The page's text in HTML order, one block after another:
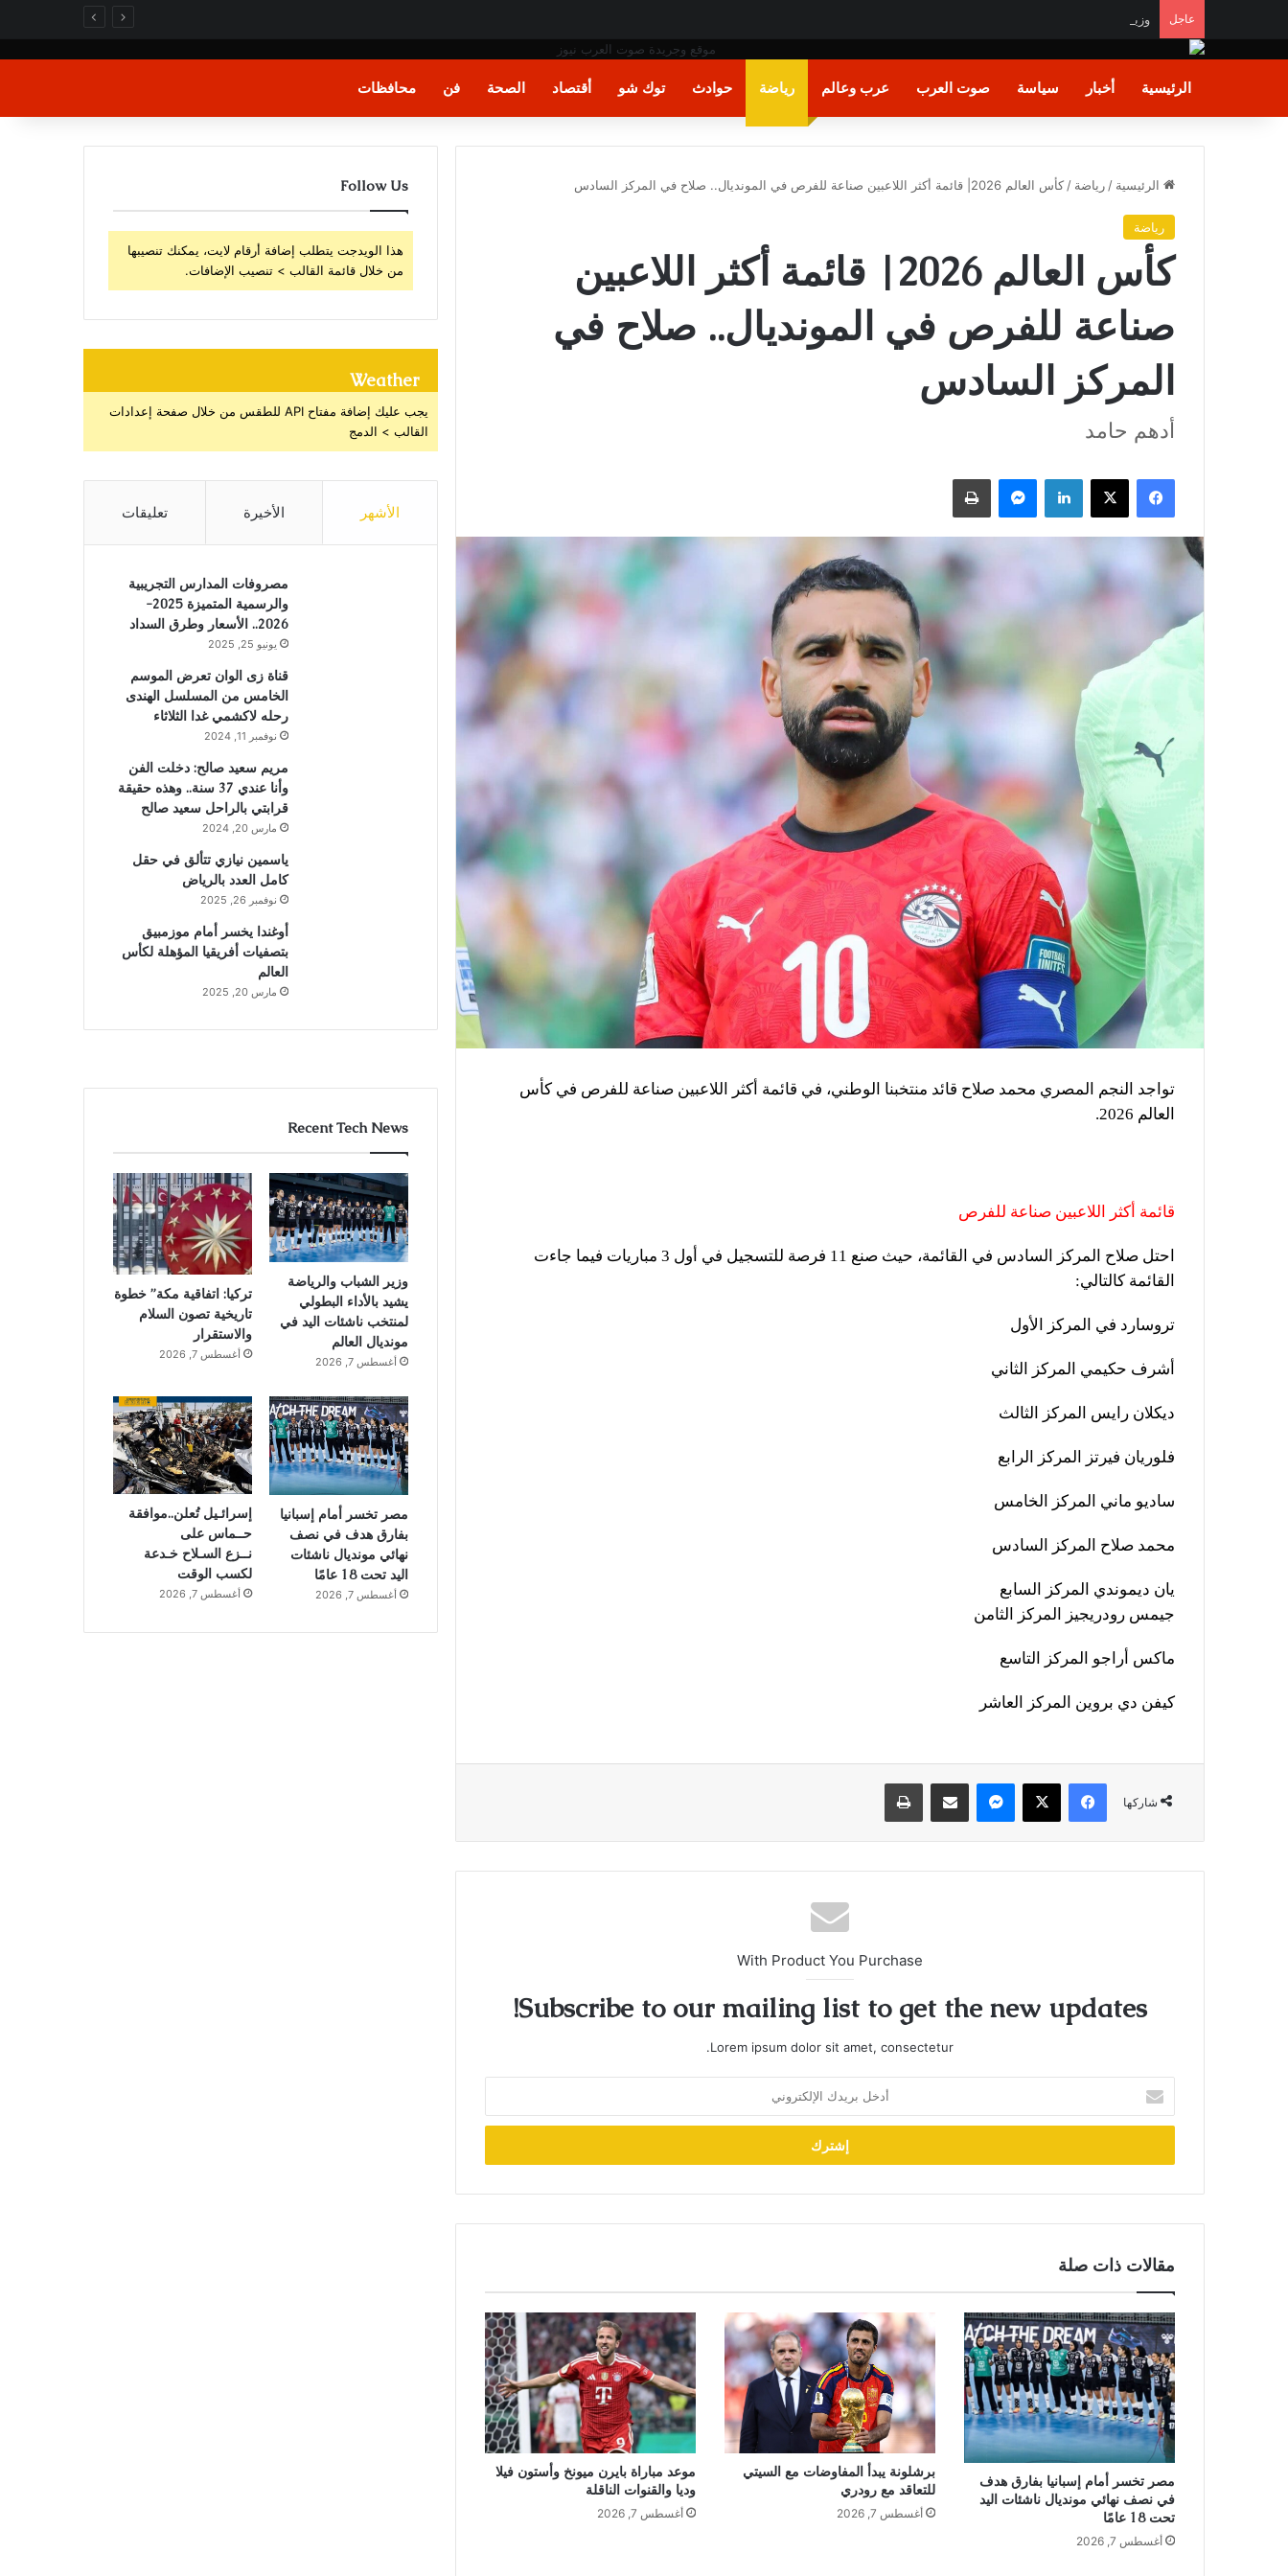
عاجل وزير الشباب والرياضة يشيد بالأداء البطولي لمنتخب ناشئات اليد في مونديال العالم
الرئيسية أخبار سياسة صوت العرب عرب وعالم رياضة حوادث توك شو أقتصاد الصحة فن محافظات
الرئيسية / رياضة / كأس العالم 2026| قائمة أكثر اللاعبين صناعة للفرص في المونديال.. صلاح في المركز السادس
رياضة
كأس العالم 2026| قائمة أكثر اللاعبين
صناعة للفرص في المونديال.. صلاح في
المركز السادس
أدهم حامد
فيسبوك X لينكدإن ماسنجر طباعة
تواجد النجم المصري محمد صلاح قائد منتخبنا الوطني، في قائمة أكثر اللاعبين صناعة للفرص في كأس
العالم 2026.
قائمة أكثر اللاعبين صناعة للفرص
احتل صلاح المركز السادس في القائمة، حيث صنع 11 فرصة للتسجيل في أول 3 مباريات فيما جاءت
القائمة كالتالي:
تروسارد في المركز الأول
أشرف حكيمي المركز الثاني
ديكلان رايس المركز الثالث
فلوريان فيرتز المركز الرابع
ساديو ماني المركز الخامس
محمد صلاح المركز السادس
يان ديموندي المركز السابع
جيمس رودريجيز المركز الثامن
ماكس أراجو المركز التاسع
كيفن دي بروين المركز العاشر
شاركها
فيسبوك X ماسنجر مشاركة عبر البريد طباعة
With Product You Purchase
Subscribe to our mailing list to get the new updates!
Lorem ipsum dolor sit amet, consectetur.
بريدك
الإلكتروني
مقالات ذات صلة
مصر تخسر أمام إسبانيا بفارق هدف
في نصف نهائي مونديال ناشئات اليد
تحت 18 عامًا
أغسطس 7, 2026
برشلونة يبدأ المفاوضات مع السيتي
للتعاقد مع رودري
أغسطس 7, 2026
موعد مباراة بايرن ميونخ وأستون فيلا
وديا والقنوات الناقلة
أغسطس 7, 2026
Follow Us
هذا الويدجت يتطلب إضافة أرقام لايت، يمكنك تنصيبها
من خلال قائمة القالب > تنصيب الإضافات.
Weather
يجب عليك إضافة مفتاح API للطقس من خلال صفحة إعدادات
القالب > الدمج
الأشهر الأخيرة تعليقات
مصروفات المدارس التجريبية
والرسمية المتميزة 2025-
2026.. الأسعار وطرق السداد
يونيو 25, 2025
قناة زى الوان تعرض الموسم
الخامس من المسلسل الهندى
رحله لاكشمي غدا الثلاثاء
نوفمبر 11, 2024
مريم سعيد صالح: دخلت الفن
وأنا عندي 37 سنة.. وهذه حقيقة
قرابتي بالراحل سعيد صالح
مارس 20, 2024
ياسمين نيازي تتألق في حقل
كامل العدد بالرياض
نوفمبر 26, 2025
أوغندا يخسر أمام موزمبيق
بتصفيات أفريقيا المؤهلة لكأس
العالم
مارس 20, 2025
Recent Tech News
وزير الشباب والرياضة
يشيد بالأداء البطولي
لمنتخب ناشئات اليد في
مونديال العالم
أغسطس 7, 2026
تركيا: اتفاقية مكة” خطوة
تاريخية تصون السلام
والاستقرار
أغسطس 7, 2026
مصر تخسر أمام إسبانيا
بفارق هدف في نصف
نهائي مونديال ناشئات
اليد تحت 18 عامًا
أغسطس 7, 2026
إسرائـيل تُعلن..موافقة
حــماس على
نــزع السـلاح خـدعة
لكسب الوقت
أغسطس 7, 2026